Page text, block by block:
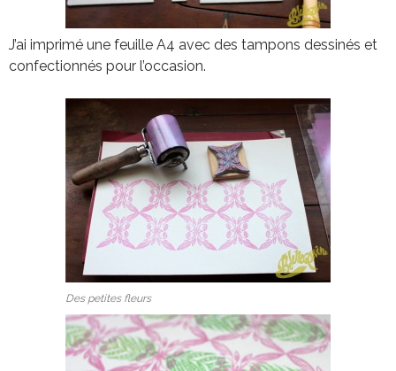
J’ai imprimé une feuille A4 avec des tampons dessinés et
confectionnés pour l’occasion.
Des petites fleurs